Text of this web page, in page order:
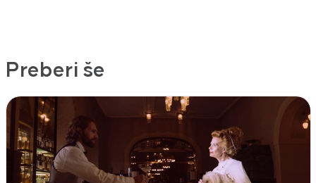
Preberi še